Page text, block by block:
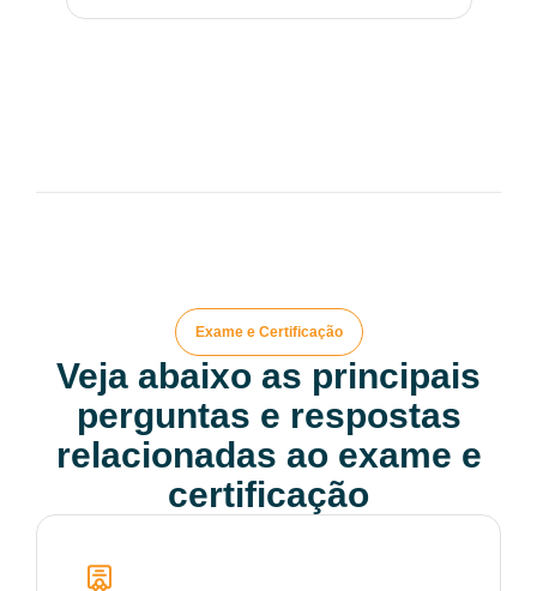
Exame e Certificação
Veja abaixo as principais
perguntas e respostas
relacionadas ao exame e
certificação